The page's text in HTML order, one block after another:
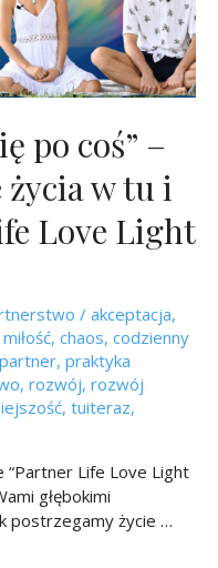
po coś” –
w tu i
Love Light
/ akceptacja,
, chaos, codzienny
partner, praktyka
, rozwój, rozwój
, tuiteraz,
“Partner Life Love Light
głębokimi
postrzegamy życie …